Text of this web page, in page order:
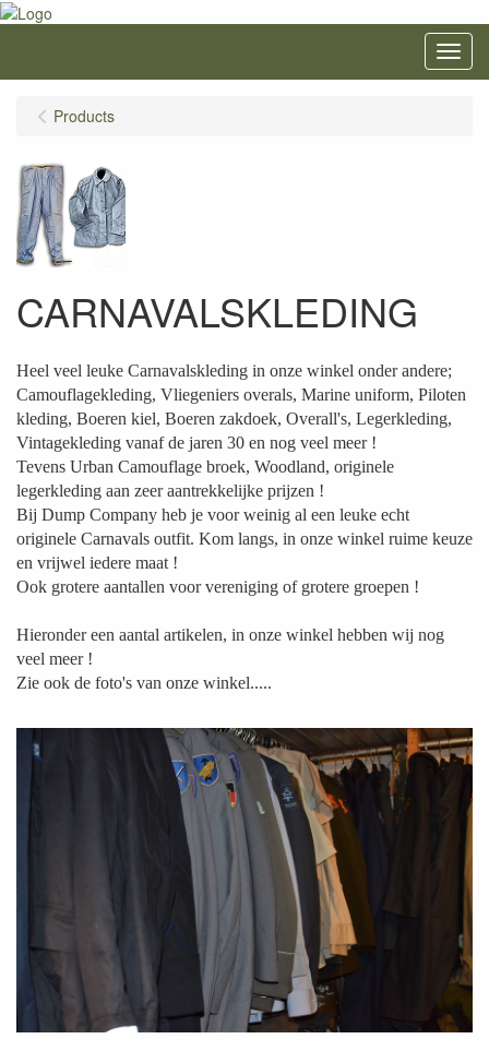
Menu
Products
CARNAVALSKLEDING
Heel veel leuke Carnavalskleding in onze winkel onder andere;
Camouflagekleding, Vliegeniers overals, Marine uniform, Piloten
kleding, Boeren kiel, Boeren zakdoek, Overall's, Legerkleding,
Vintagekleding vanaf de jaren 30 en nog veel meer !
Tevens Urban Camouflage broek, Woodland, originele
legerkleding aan zeer aantrekkelijke prijzen !
Bij Dump Company heb je voor weinig al een leuke echt
originele Carnavals outfit. Kom langs, in onze winkel ruime keuze
en vrijwel iedere maat !
Ook grotere aantallen voor vereniging of grotere groepen !
Hieronder een aantal artikelen, in onze winkel hebben wij nog
veel meer !
Zie ook de foto's van onze winkel.....